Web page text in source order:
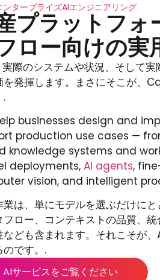
ンタープライズAIエンジニアリング
プラットフォ
ロー向けの実
際のシステムや状況、そして
を発揮します。まさにそこが、
.
businesses design and
production use cases —
knowledge systems and
deployments, AI agents,
vision, and intelligent
業は、単にモデルを選ぶだけにと
フロー、コンテキストの品質、
なども含まれます。それこそが
のです。.
AIサービスをご覧ください